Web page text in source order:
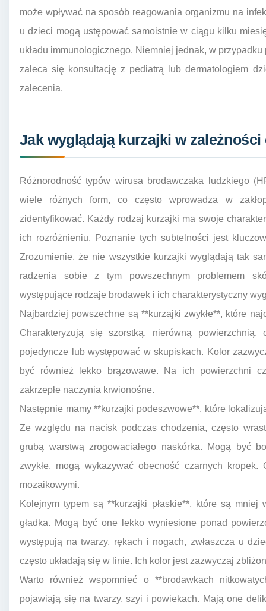
może wpływać na sposób reagowania organizmu na
u dzieci mogą ustępować samoistnie w ciągu kilku
układu immunologicznego. Niemniej jednak, w
zaleca się konsultację z pediatrą lub dermatologiem
zalecenia.
Jak wyglądają kurzajki w
Różnorodność typów wirusa brodawczaka ludzkiego
wiele różnych form, co często wprowadza w
zidentyfikować. Każdy rodzaj kurzajki ma swoje
ich rozróżnieniu. Poznanie tych subtelności jest
Zrozumienie, że nie wszystkie kurzajki wyglądają tak
radzenia sobie z tym powszechnym problemem
występujące rodzaje brodawek i ich charakterystyczny
Najbardziej powszechne są **kurzajki zwykłe**, które
Charakteryzują się szorstką, nierówną
pojedyncze lub występować w skupiskach. Kolor
być również lekko brązowawe. Na ich powierzchni
zakrzepłe naczynia krwionośne.
Następnie mamy **kurzajki podeszwowe**, które
Ze względu na nacisk podczas chodzenia, często
grubą warstwą zrogowaciałego naskórka. Mogą być
zwykłe, mogą wykazywać obecność czarnych
mozaikowymi.
Kolejnym typem są **kurzajki płaskie**, które są
gładka. Mogą być one lekko wyniesione ponad
występują na twarzy, rękach i nogach, zwłaszcza u
często układają się w linie. Ich kolor jest zazwyczaj
Warto również wspomnieć o **brodawkach
pojawiają się na twarzy, szyi i powiekach. Mają one